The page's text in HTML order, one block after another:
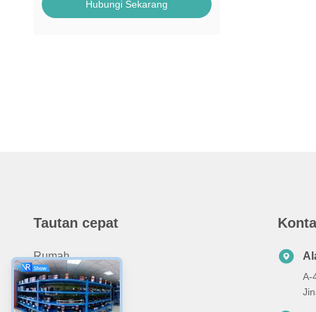
Hubungi Sekarang
Tautan cepat
Rumah
Tentang Kami
Produk
A-